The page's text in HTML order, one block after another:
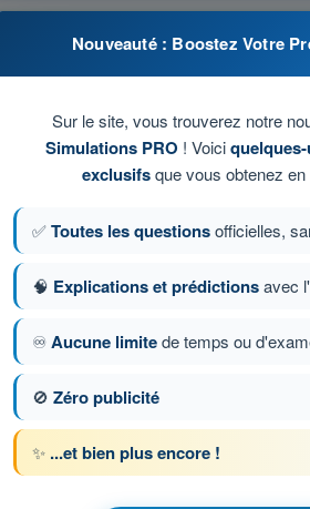
17 sur 163
PPL(A) - Licence
Nouveauté : Boostez Votre
Sur le site, vous trouverez notre
Simulations PRO ! Voici
exclusifsque vous obtenez en
✅Toutes les questionsofficielles,
🧠 Explications et prédictionsavec
♾️Aucune limitede temps ou
🚫 Zéro publicité
✨ ...et bien plus encore !